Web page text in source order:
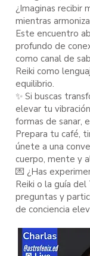
¿Imaginas recibir
mientras
Este encuentro
profundo de
como canal de
Reiki como
equilibrio.
✨ Si buscas
elevar tu
formas de sanar,
Prepara tu café,
únete a una
cuerpo, mente y
💌 ¿Has
Reiki o la guía
preguntas y
de conciencia